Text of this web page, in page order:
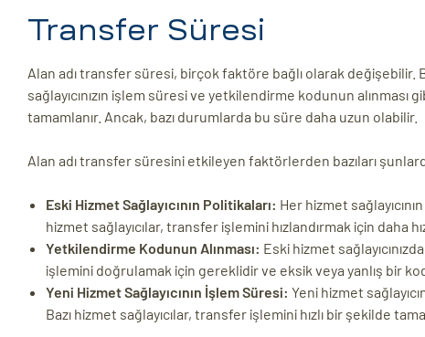
Transfer Süresi
Alan adı transfer süresi, birçok faktöre bağlı olarak değişebilir.
sağlayıcınızın işlem süresi ve yetkilendirme kodunun
tamamlanır. Ancak, bazı durumlarda bu süre daha uzun olabilir.
Alan adı transfer süresini etkileyen faktörlerden bazıları
Eski Hizmet Sağlayıcının Politikaları: Her hizmet
hizmet sağlayıcılar, transfer işlemini hızlandırmak için daha
Yetkilendirme Kodunun Alınması: Eski hizmet
işlemini doğrulamak için gereklidir ve eksik veya yanlış bir
Yeni Hizmet Sağlayıcının İşlem Süresi: Yeni hizmet
Bazı hizmet sağlayıcılar, transfer işlemini hızlı bir şekilde